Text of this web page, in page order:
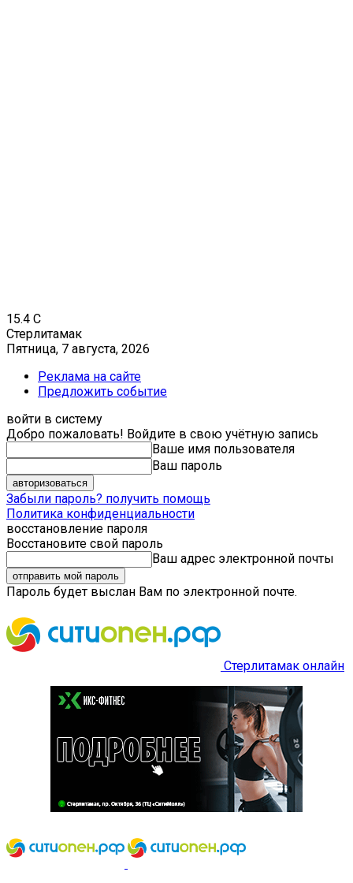
15.4 C
Стерлитамак
Пятница, 7 августа, 2026
Реклама на сайте
Предложить событие
войти в систему
Добро пожаловать! Войдите в свою учётную запись
Ваше имя пользователя
Ваш пароль
Забыли пароль? получить помощь
Политика конфиденциальности
восстановление пароля
Восстановите свой пароль
Ваш адрес электронной почты
Пароль будет выслан Вам по электронной почте.
Стерлитамак онлайн